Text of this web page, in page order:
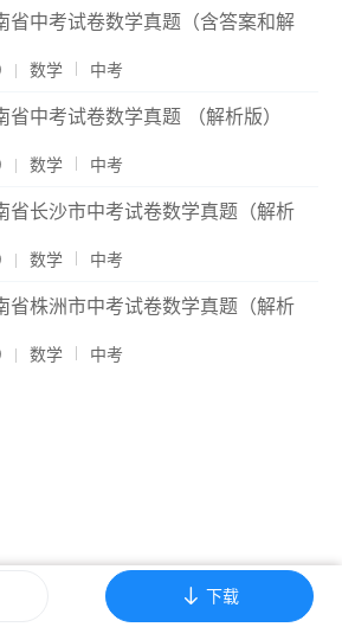
省中考试卷数学真题（含答案和解
数学 中考
中考试卷数学真题 （解析版）
数学 中考
省长沙市中考试卷数学真题（解析
数学 中考
省株洲市中考试卷数学真题（解析
数学 中考
下载